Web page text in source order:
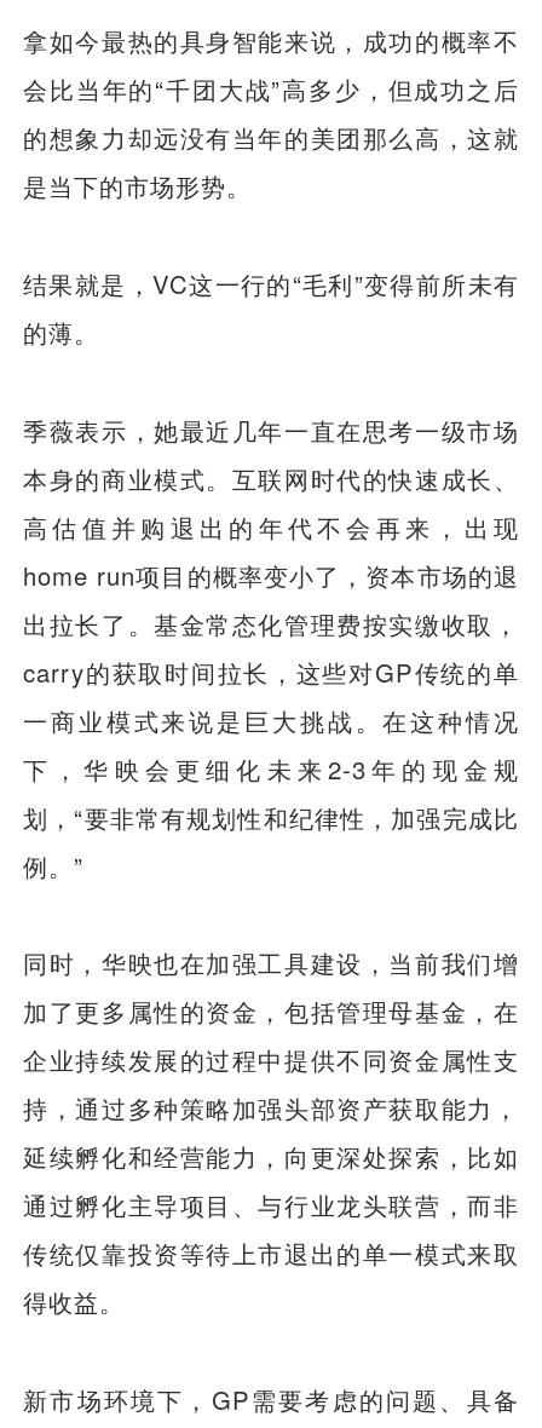
拿如今最热的具身智能来说，成功的概率不
会比当年的“千团大战”高多少，但成功之后
的想象力却远没有当年的美团那么高，这就
是当下的市场形势。
结果就是，VC这一行的“毛利”变得前所未有
的薄。
季薇表示，她最近几年一直在思考一级市场
本身的商业模式。互联网时代的快速成长、
高估值并购退出的年代不会再来，出现
home run项目的概率变小了，资本市场的退
出拉长了。基金常态化管理费按实缴收取，
carry的获取时间拉长，这些对GP传统的单
一商业模式来说是巨大挑战。在这种情况
下，华映会更细化未来2-3年的现金规
划，“要非常有规划性和纪律性，加强完成比
例。”
同时，华映也在加强工具建设，当前我们增
加了更多属性的资金，包括管理母基金，在
企业持续发展的过程中提供不同资金属性支
持，通过多种策略加强头部资产获取能力，
延续孵化和经营能力，向更深处探索，比如
通过孵化主导项目、与行业龙头联营，而非
传统仅靠投资等待上市退出的单一模式来取
得收益。
新市场环境下，GP需要考虑的问题、具备